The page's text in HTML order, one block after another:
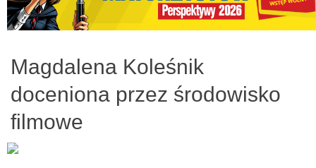
Magdalena Koleśnik
doceniona przez środowisko
filmowe